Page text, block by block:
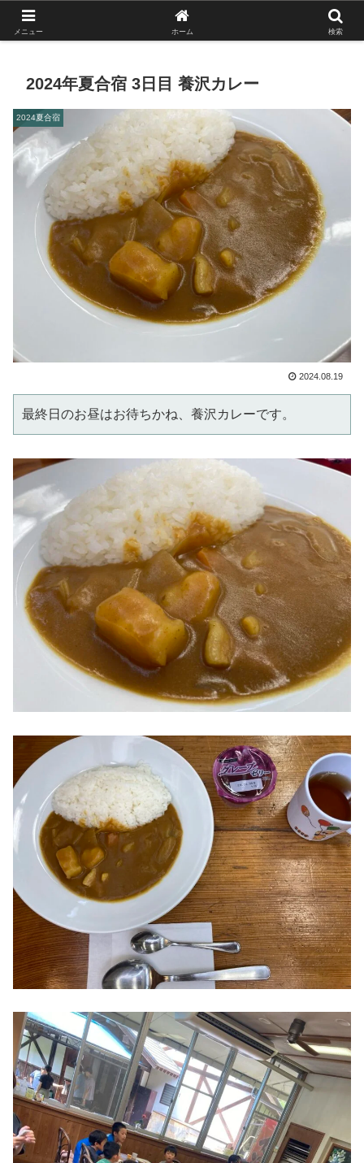
がんばれ！フルスイング！境南ブレーブス！
2024年夏合宿 3日目 養沢カレー
2024夏合宿
2024.08.19
最終日のお昼はお待ちかね、養沢カレーです。
メニュー ホーム 検索